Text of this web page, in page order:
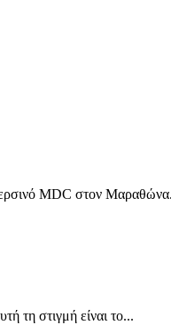
MDC στον
τη στιγμή είναι το...